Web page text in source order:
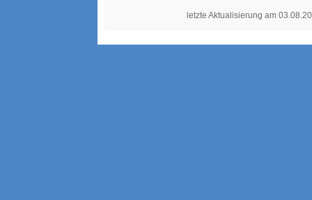
letzte Aktualisierung am